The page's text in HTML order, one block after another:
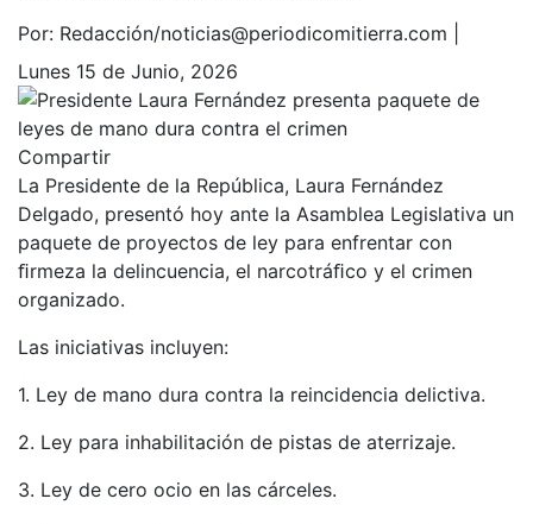
Por: Redacción/noticias@periodicomitierra.com |
Lunes 15 de Junio, 2026
Compartir
La Presidente de la República, Laura Fernández
Delgado, presentó hoy ante la Asamblea Legislativa un
paquete de proyectos de ley para enfrentar con
ﬁrmeza la delincuencia, el narcotráﬁco y el crimen
organizado.
Las iniciativas incluyen:
1. Ley de mano dura contra la reincidencia delictiva.
2. Ley para inhabilitación de pistas de aterrizaje.
3. Ley de cero ocio en las cárceles.